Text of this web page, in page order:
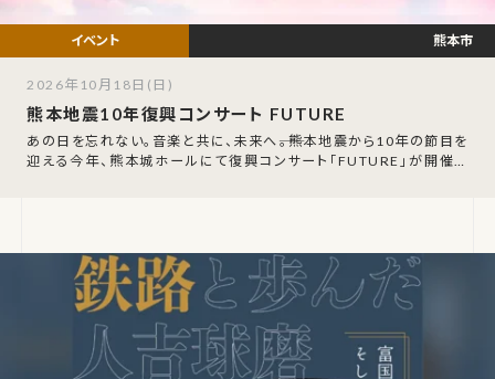
熊本地震10年復興コンサート FUTURE
あの日を忘れない。音楽と共に、未来へ――。熊本地震から10年の節目を
迎える今年、熊本城ホールにて復興コンサート「FUTURE」が開催さ
熊本市
2026年10月18日(日)